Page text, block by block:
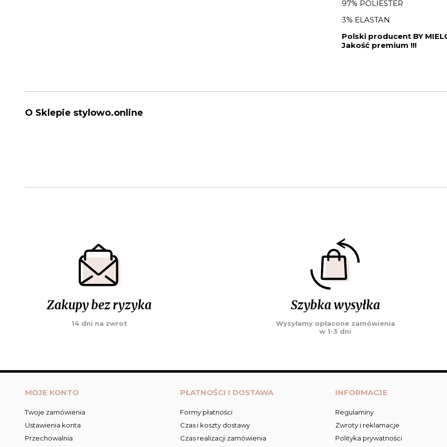
97% POLIESTER
3% ELASTAN
Polski producent BY
Jakość premium !!!
O Sklepie stylowo.online
Zakupy bez ryzyka
14 dni na zwrot
Szybka wysyłka
Wysyłamy opłacone zamówienia
w 1-3 dni
MOJE KONTO
Twoje zamówienia
Ustawienia konta
Przechowalnia
PŁATNOŚCI I DOSTAWA
Formy płatności
Czas i koszty dostawy
Czas realizacji zamówienia
INFORMACJE
Regulaminy
Zwroty i reklamacje
Polityka prywatności